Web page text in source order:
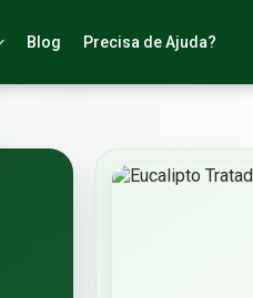
Blog Precisa de Ajuda?